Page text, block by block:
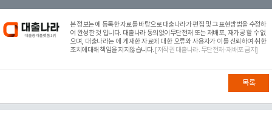
본 정보는에 등록한 자료를 바탕으로 대출나라가 편집 및 그 표현방법을 수정하
여 완성한 것 입니다. 대출나라 동의없이무단전재 또는 재배포, 재가공 할 수 없
으며, 대출나라는 에 게재한 자료에 대한 오류와 사용자가 이를 신뢰하여 취한
조치에대해 책임을 지지않습니다. [저작권 대출나라. 무단전재-재배포 금지]
목록